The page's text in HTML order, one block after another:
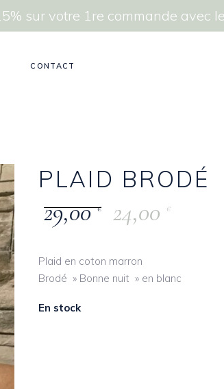
sur votre 1re commande avec
CONTACT
PLAID BRODÉ
29,00€ 24,00 €
Plaid en coton marron
Brodé » Bonne nuit » en blanc
En stock